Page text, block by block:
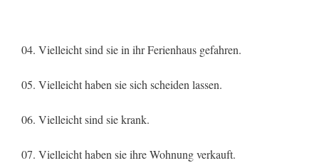
04. Vielleicht sind sie in ihr Ferienhaus gefahren.
05. Vielleicht haben sie sich scheiden lassen.
06. Vielleicht sind sie krank.
07. Vielleicht haben sie ihre Wohnung verkauft.